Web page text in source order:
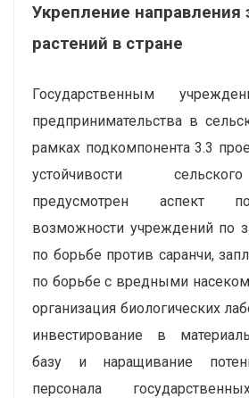
Укрепление
растений в стране
Государственным
предпринимательства в
рамках подкомпонента 3.3
устойчивости
предусмотрен аспект
возможности учреждений по
по борьбе против саранчи,
по борьбе с вредными
организация биологических
инвестирование в
базу и наращивание
персонала